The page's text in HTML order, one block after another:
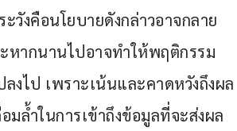
วังคือนโยบายดังกล่าวอาจกลาย
หากนานไปอาจทำให้พฤติกรรม
งไป เพราะเน้นและคาดหวังถึงผล
มล้ำในการเข้าถึงข้อมูลที่จะส่งผล